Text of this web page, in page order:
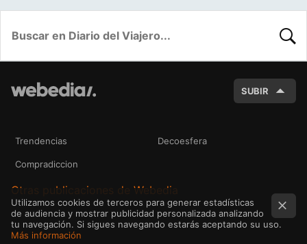
SUBIR
Trendencias Decoesfera
Compradiccion
Otras publicaciones de Webedia
Utilizamos cookies de terceros para generar estadísticas
de audiencia y mostrar publicidad personalizada analizando
tu navegación. Si sigues navegando estarás aceptando su uso.
Más información